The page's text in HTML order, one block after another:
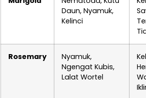
Daun, Nyamuk,
Kelinci
Rosemary
Nyamuk,
Ngengat Kubis,
Lalat Wortel